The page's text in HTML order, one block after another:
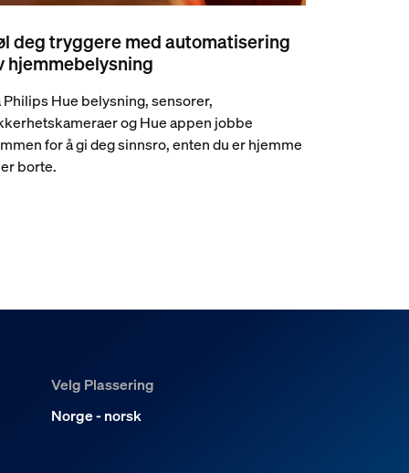
deg tryggere med automatisering
hjemmebelysning
Philips Hue belysning, sensorer,
og Hue appen jobbe
for å gi deg sinnsro, enten du er hjemme
borte.
Velg Plassering
Norge - norsk